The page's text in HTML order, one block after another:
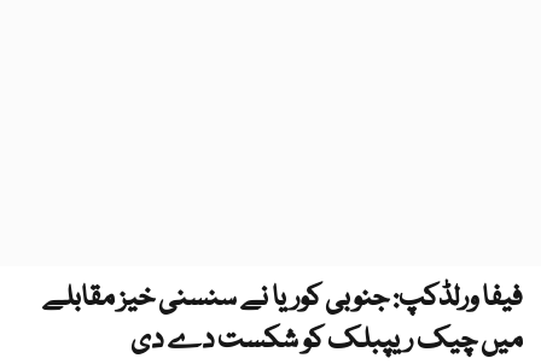
فیفا ورلڈکپ: جنوبی کوریا نے سنسنی خیز مقابلے
میں چیک ریپبلک کو شکست دے دی